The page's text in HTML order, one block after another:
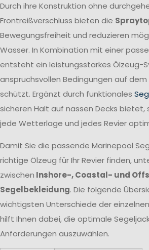
Durch ihre Konstruktion ohne
Frontreißverschluss bieten die
Bewegungsfreiheit und reduzieren
Wasser. In Kombination mit einer
entsteht ein leistungsstarkes Ölzeug-
anspruchsvollen Bedingungen auf dem
schützt. Ergänzt durch funktionales
sicheren Halt auf nassen Decks bietet,
jede Wetterlage und jedes Revier
Damit Sie die passende Marinepool
richtige Ölzeug für Ihr Revier finden,
zwischen Inshore-, Coastal- und
Segelbekleidung. Die folgende
wichtigsten Unterschiede der
hilft Ihnen dabei, die optimale
Anforderungen auszuwählen.